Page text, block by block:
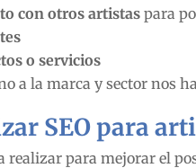
con otros artistaspara
o servicios
a la marca y sector nos
SEO para
realizar para mejorar el